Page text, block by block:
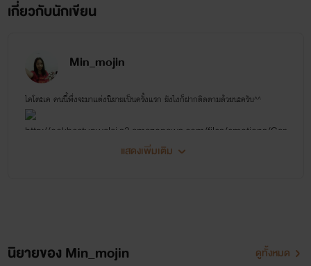
หนุ่มน้อยที่แสนจะน่ารักสดใส เหมาะสมกับเด็กวัย 20 ปี ที่ต้อง
มาพบเจอกับลูกเจ้านายพ่อที่แก่กว่าเขาและที่สำคัญเด็กน้อยคนนี้
ยังเป็นลูกของนักธุรกิจเพชรพลอยด้วย
เกี่ยวกับนักเขียน
Min_mojin
ไคโตะเค คนนี้พึ่งจะมาแต่งนิยายเป็นครั้งแรก ยังไงก็ฝากติดตามด้วยนะครับ^^
เข้ามาอ่านแล้วก็อย่าลืมมาเม้นให้กำลังใจกันด้วยนะครับ เพราะผมชอบอ่านคอมเม้นน่ะ
แสดงเพิ่มเติม
นิยายของ Min_mojin ดูทั้งหมด